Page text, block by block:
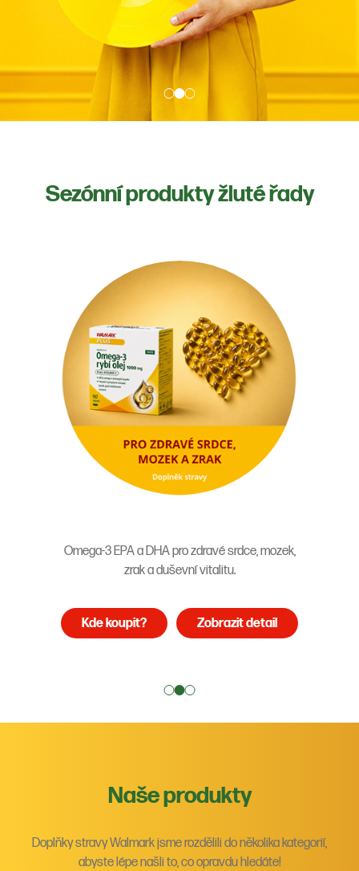
Sezónní produkty žluté řady
Omega-3 EPA a DHA pro zdravé srdce, mozek,
zrak a duševní vitalitu.
Kde koupit? Zobrazit detail
Naše produkty
Doplňky stravy Walmark jsme rozdělili do několika kategorií,
abyste lépe našli to, co opravdu hledáte!